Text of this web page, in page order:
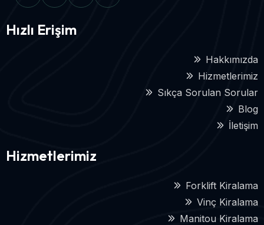
Hızlı Erişim
Hakkımızda
Hizmetlerimiz
Sıkça Sorulan Sorular
Blog
İletişim
Hizmetlerimiz
Forklift Kiralama
Vinç Kiralama
Manitou Kiralama